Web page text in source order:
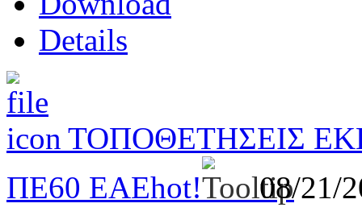
Details
ΤΟΠΟΘΕΤΗΣΕΙΣ
ΠΕ60 ΕΑΕhot!
08/21/